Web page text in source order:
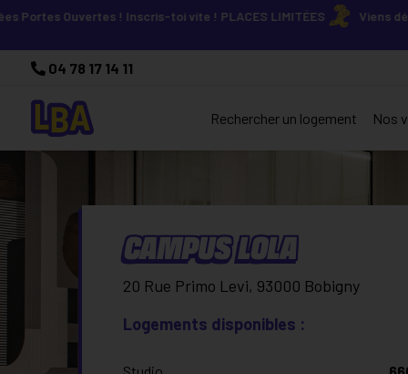
! Inscris-toi vite ! PLACES LIMITÉES Viens découvrir
04 78 17 14 11
Rechercher un logement Nos
CAMPUS LOLA
20 Rue Primo Levi, 93000 Bobigny
Logements disponibles :